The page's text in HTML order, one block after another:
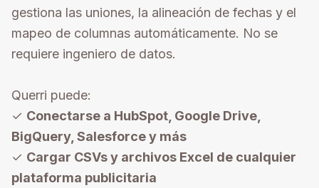
gestiona las uniones, la alineación de fechas y el
mapeo de columnas automáticamente. No se
requiere ingeniero de datos.
Querri puede:
✓ Conectarse a HubSpot, Google Drive,
BigQuery, Salesforce y más
✓ Cargar CSVs y archivos Excel de cualquier
plataforma publicitaria